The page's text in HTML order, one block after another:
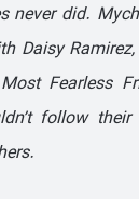
never did.
Daisy
Fearless
follow their